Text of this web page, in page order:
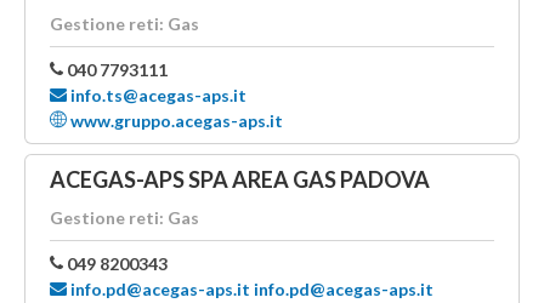
Gestione reti: Gas
040 7793111
info.ts@acegas-aps.it
www.gruppo.acegas-aps.it
ACEGAS-APS SPA AREA GAS PADOVA
Gestione reti: Gas
049 8200343
info.pd@acegas-aps.it info.pd@acegas-aps.it